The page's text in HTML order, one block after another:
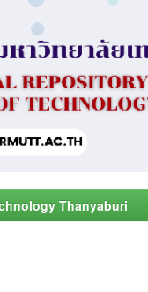
Thanyaburi